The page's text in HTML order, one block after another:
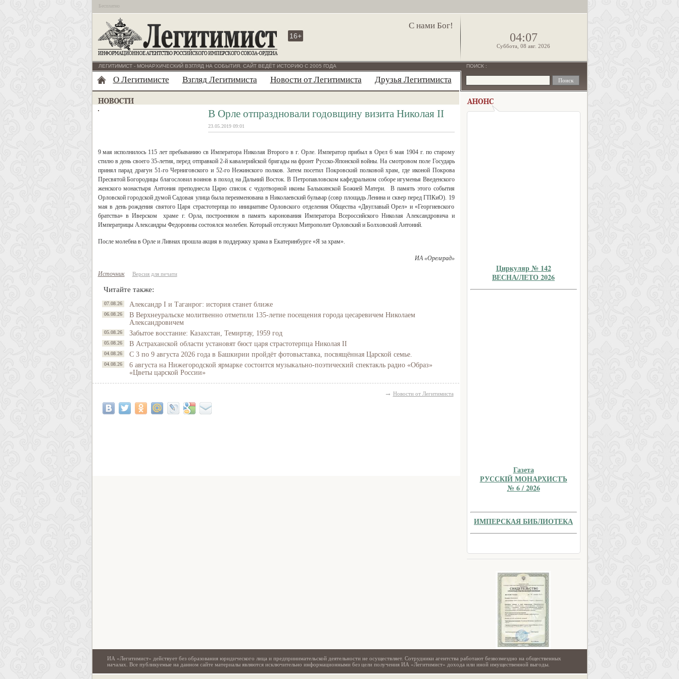
Бесплатно
С нами Бог!
16+ 04:07
Суббота, 08 авг. 2026
ЛЕГИТИМИСТ - МОНАРХИЧЕСКИЙ ВЗГЛЯД НА СОБЫТИЯ. САЙТ ВЕДЁТ ИСТОРИЮ С 2005 ГОДА
О Легитимисте Взгляд Легитимиста Новости от Легитимиста Друзья Легитимиста
В Орле отпраздновали годовщину визита Николая II
23.05.2019 09:01
9 мая исполнилось 115 лет пребыванию св Императора Николая Второго в г. Орле. Император прибыл в Орел 6 мая 1904 г. по старому
стилю в день своего 35-летия, перед отправкой 2-й кавалерийской бригады на фронт Русско-Японской войны. На смотровом поле Государь
принял парад драгун 51-го Черниговского и 52-го Нежинского полков. Затем посетил Покровский полковой храм, где иконой Покрова
Пресвятой Богородицы благословил воинов в поход на Дальний Восток. В Петропавловском кафедральном соборе игуменья Введенского
женского монастыря Антония преподнесла Царю список с чудотворной иконы Балыкинской Божией Матери. В память этого события
Орловской городской думой Садовая улица была переименована в Николаевский бульвар (совр площадь Ленина и сквер перед ГПКиО). 19
мая в день рождения святого Царя страстотерпца по инициативе Орловского отделения Общества «Двуглавый Орел» и «Георгиевского
братства» в Иверском храме г. Орла, построенном в память каронования Императора Всероссийского Николая Александровича и
Императрицы Александры Федоровны состоялся молебен. Который отслужил Митрополит Орловский и Болховский Антоний.
После молебна в Орле и Ливнах прошла акция в поддержку храма в Екатеринбурге «Я за храм».
ИА «Орелград»
Источник Версия для печати
Читайте также:
07.08.26 Александр I и Таганрог: история станет ближе
06.08.26
В Верхнеуральске молитвенно отметили 135-летие посещения города цесаревичем Николаем
Александровичем
05.08.26 Забытое восстание: Казахстан, Темиртау, 1959 год
05.08.26 В Астраханской области установят бюст царя страстотерпца Николая II
04.08.26 С 3 по 9 августа 2026 года в Башкирии пройдёт фотовыставка, посвящённая Царской семье.
04.08.26
6 августа на Нижегородской ярмарке состоится музыкально-поэтический спектакль радио «Образ»
«Цветы царской России»
→ Новости от Легитимиста
ПОИСК :
Циркуляр № 142
ВЕСНА/ЛЕТО 2026
Газета
РУССКIЙ МОНАРХИСТЪ
№ 6 / 2026
ИМПЕРСКАЯ БИБЛИОТЕКА
ИА «Легитимист» действует без образования юридического лица и предпринимательской деятельности не осуществляет. Сотрудники агентства работают безвозмездно на общественных
началах. Все публикуемые на данном сайте материалы являются исключительно информационными без цели получения ИА «Легитимист» дохода или иной имущественной выгоды.